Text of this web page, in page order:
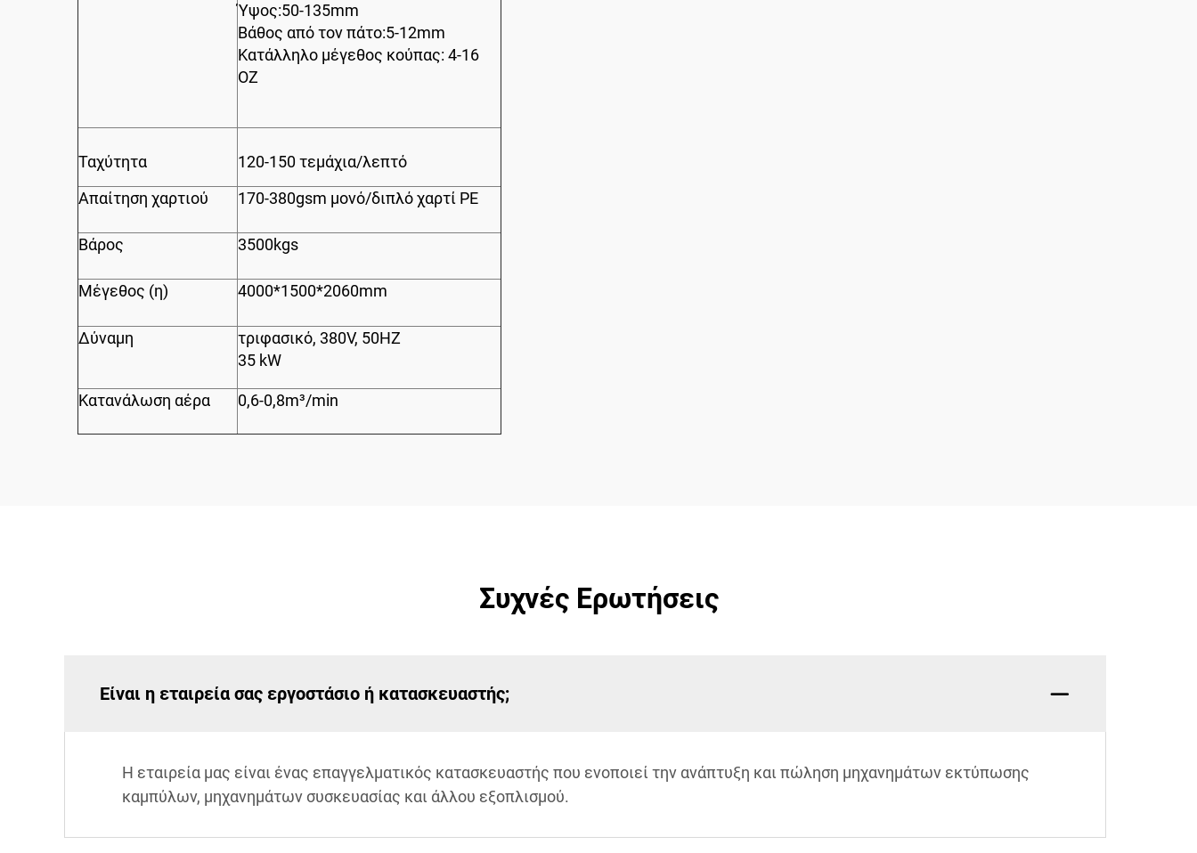
Ύψος:50-135mm
Βάθος από τον πάτο:5-12mm
Κατάλληλο μέγεθος κούπας: 4-16
OZ
Ταχύτητα
120-150 τεμάχια/λεπτό
Απαίτηση χαρτιού
170-380gsm μονό/διπλό χαρτί PE
Βάρος 3500kgs
Μέγεθος (η) 4000*1500*2060mm
Δύναμη
τριφασικό, 380V, 50HZ
35 kW
Κατανάλωση αέρα 0,6-0,8m³/min
Συχνές Ερωτήσεις
Είναι η εταιρεία σας εργοστάσιο ή κατασκευαστής;
Η εταιρεία μας είναι ένας επαγγελματικός κατασκευαστής που ενοποιεί την ανάπτυξη και πώληση μηχανημάτων εκτύπωσης
καμπύλων, μηχανημάτων συσκευασίας και άλλου εξοπλισμού.